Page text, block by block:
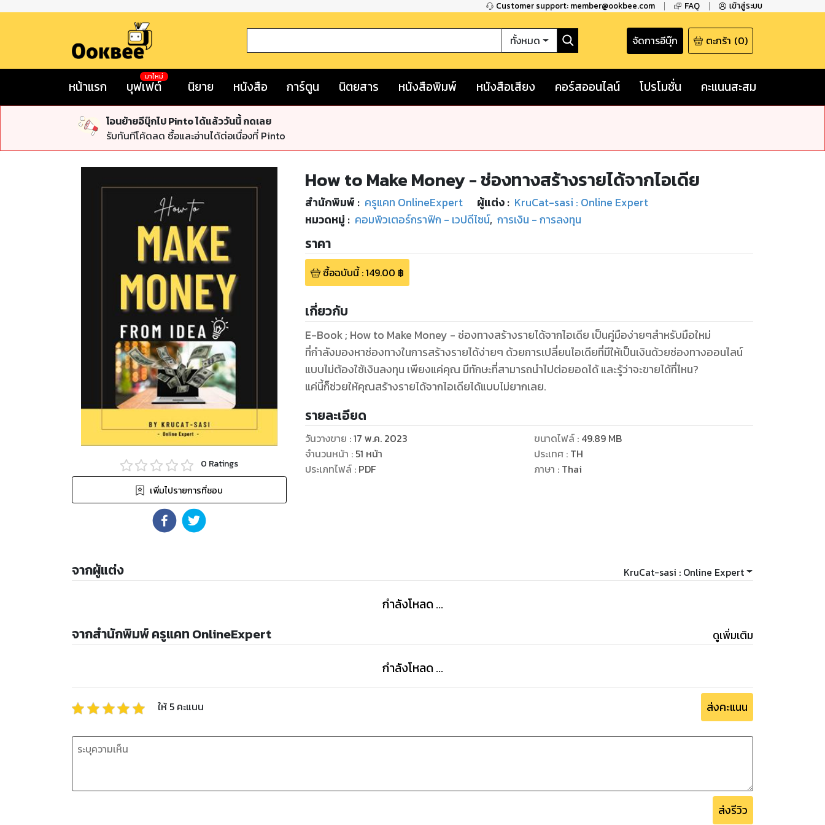
Customer support: member@ookbee.com FAQ เข้าสู่ระบบ
ทั้งหมด จัดการอีบุ๊ก ตะกร้า (0)
หน้าแรก บุฟเฟต์
มาใหม่
นิยาย หนังสือ การ์ตูน นิตยสาร หนังสือพิมพ์ หนังสือเสียง คอร์สออนไลน์ โปรโมชั่น คะแนนสะสม
โอนย้ายอีบุ๊กไป Pinto ได้แล้ววันนี้ กดเลย
รับทันทีโค้ดลด ซื้อและอ่านได้ต่อเนื่องที่ Pinto
0 Ratings
เพิ่มไปรายการที่ชอบ
How to Make Money - ช่องทางสร้างรายได้จากไอเดีย
สำนักพิมพ์ : ครูแคท OnlineExpert ผู้แต่ง : KruCat-sasi : Online Expert
หมวดหมู่ : คอมพิวเตอร์กราฟิก - เวปดีไซน์, การเงิน - การลงทุน
ราคา
ซื้อฉบับนี้:149.00 ฿
เกี่ยวกับ
E-Book ; How to Make Money - ช่องทางสร้างรายได้จากไอเดีย เป็นคู่มือง่ายๆสำหรับมือใหม่
ที่กำลังมองหาช่องทางในการสร้างรายได้ง่ายๆ ด้วยการเปลี่ยนไอเดียที่มีให้เป็นเงินด้วยช่องทางออนไลน์
แบบไม่ต้องใช้เงินลงทุน เพียงแค่คุณ มีทักษะที่สามารถนำไปต่อยอดได้ และรู้ว่าจะขายได้ที่ไหน?
แค่นี้ก็ช่วยให้คุณสร้างรายได้จากไอเดียได้แบบไม่ยากเลย.
รายละเอียด
วันวางขาย :17 พ.ค. 2023
จำนวนหน้า : 51 หน้า
ประเภทไฟล์: PDF
ขนาดไฟล์: 49.89 MB
ประเทศ : TH
ภาษา : Thai
จากผู้แต่ง KruCat-sasi : Online Expert
กำลังโหลด ...
จากสำนักพิมพ์ ครูแคท OnlineExpert ดูเพิ่มเติม
กำลังโหลด ...
ให้ 5 คะแนน ส่งคะแนน
ส่งรีวิว